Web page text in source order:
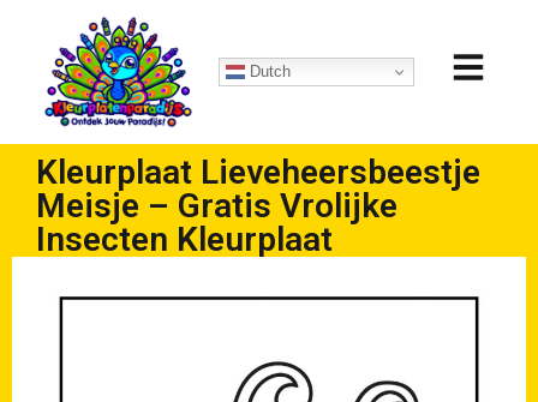
Dutch
Kleurplaat Lieveheersbeestje
Meisje – Gratis Vrolijke
Insecten Kleurplaat